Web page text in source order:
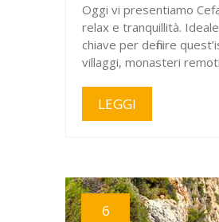
Oggi vi presentiamo
relax e tranquillità.
chiave per definire
villaggi, monasteri
LEGGI
6